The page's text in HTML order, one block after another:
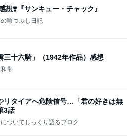
想❣️『サンキュー・チャック』
の暇つぶし日記
三十六騎」（1942年作品）感想
帯
リタイアへ危険信号…「君の好きは無
3話
ついてじっくり語るブログ